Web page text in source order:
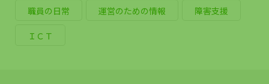
職員の日常 運営のための情報 障害支援
ＩＣＴ